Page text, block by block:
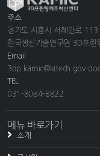
주소
경기도 시흥시 서해안로
한국생산기술연구원 3D프린
Email
3dp.kamic@kitech.gov-
TEL
031-8084-8822
메뉴 바로가기
소개